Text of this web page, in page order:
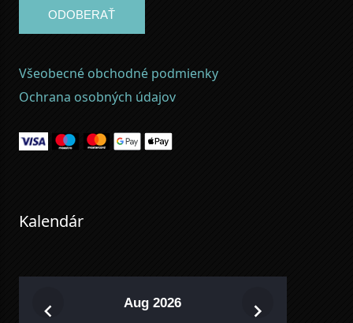
ODOBERAŤ
Všeobecné obchodné podmienky
Ochrana osobných údajov
Kalendár
Aug 2026